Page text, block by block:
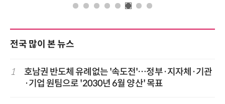
전국 많이 본 뉴스
1
호남권 반도체 유례없는 '속도전'…정부·지자체·기관
·기업 원팀으로 '2030년 6월 양산' 목표